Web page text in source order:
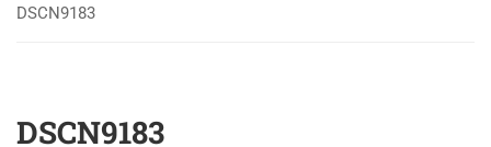
DSCN9183
DSCN9183